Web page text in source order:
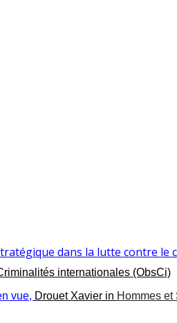
dans la lutte contre le
internationales (ObsCi)
vue, Drouet Xavier in Hommes et